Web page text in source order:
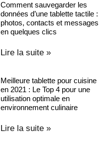
Comment sauvegarder les
données d’une tablette tactile :
photos, contacts et messages
en quelques clics
Lire la suite »
Meilleure tablette pour cuisine
en 2021 : Le Top 4 pour une
utilisation optimale en
environnement culinaire
Lire la suite »